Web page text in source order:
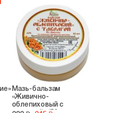
Мазь-бальзам
«Живично-
облепиховый с